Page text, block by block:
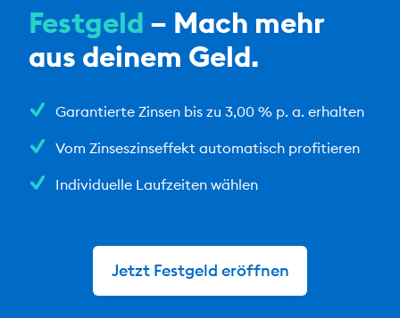
Festgeld – Mach mehr
aus deinem Geld.
Garantierte Zinsen bis zu 3,00 % p. a. erhalten
Vom Zinseszinseffekt automatisch profitieren
Individuelle Laufzeiten wählen
Jetzt Festgeld eröffnen